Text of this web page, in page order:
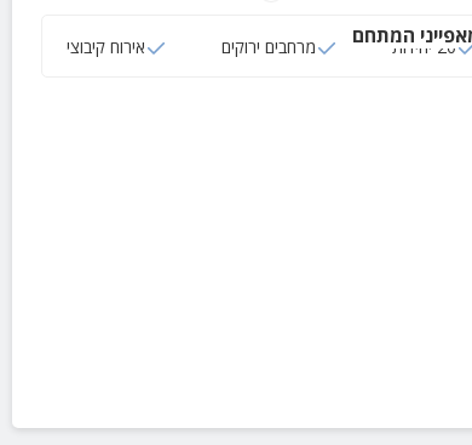
המתחם
20 יחידות מרחבים ירוקים אירוח קיבוצי